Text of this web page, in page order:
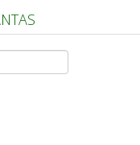
y Palmeras de la G a la Z
y Perennes
y Acuáticas